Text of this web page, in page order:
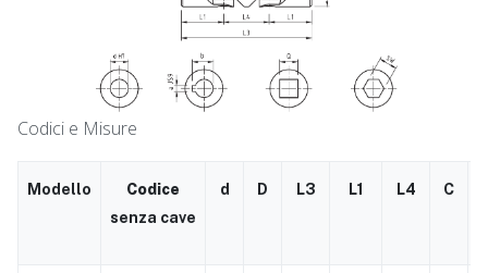
Codici e Misure
Modello
Codice
senza cave
d D L3 L1 L4
C